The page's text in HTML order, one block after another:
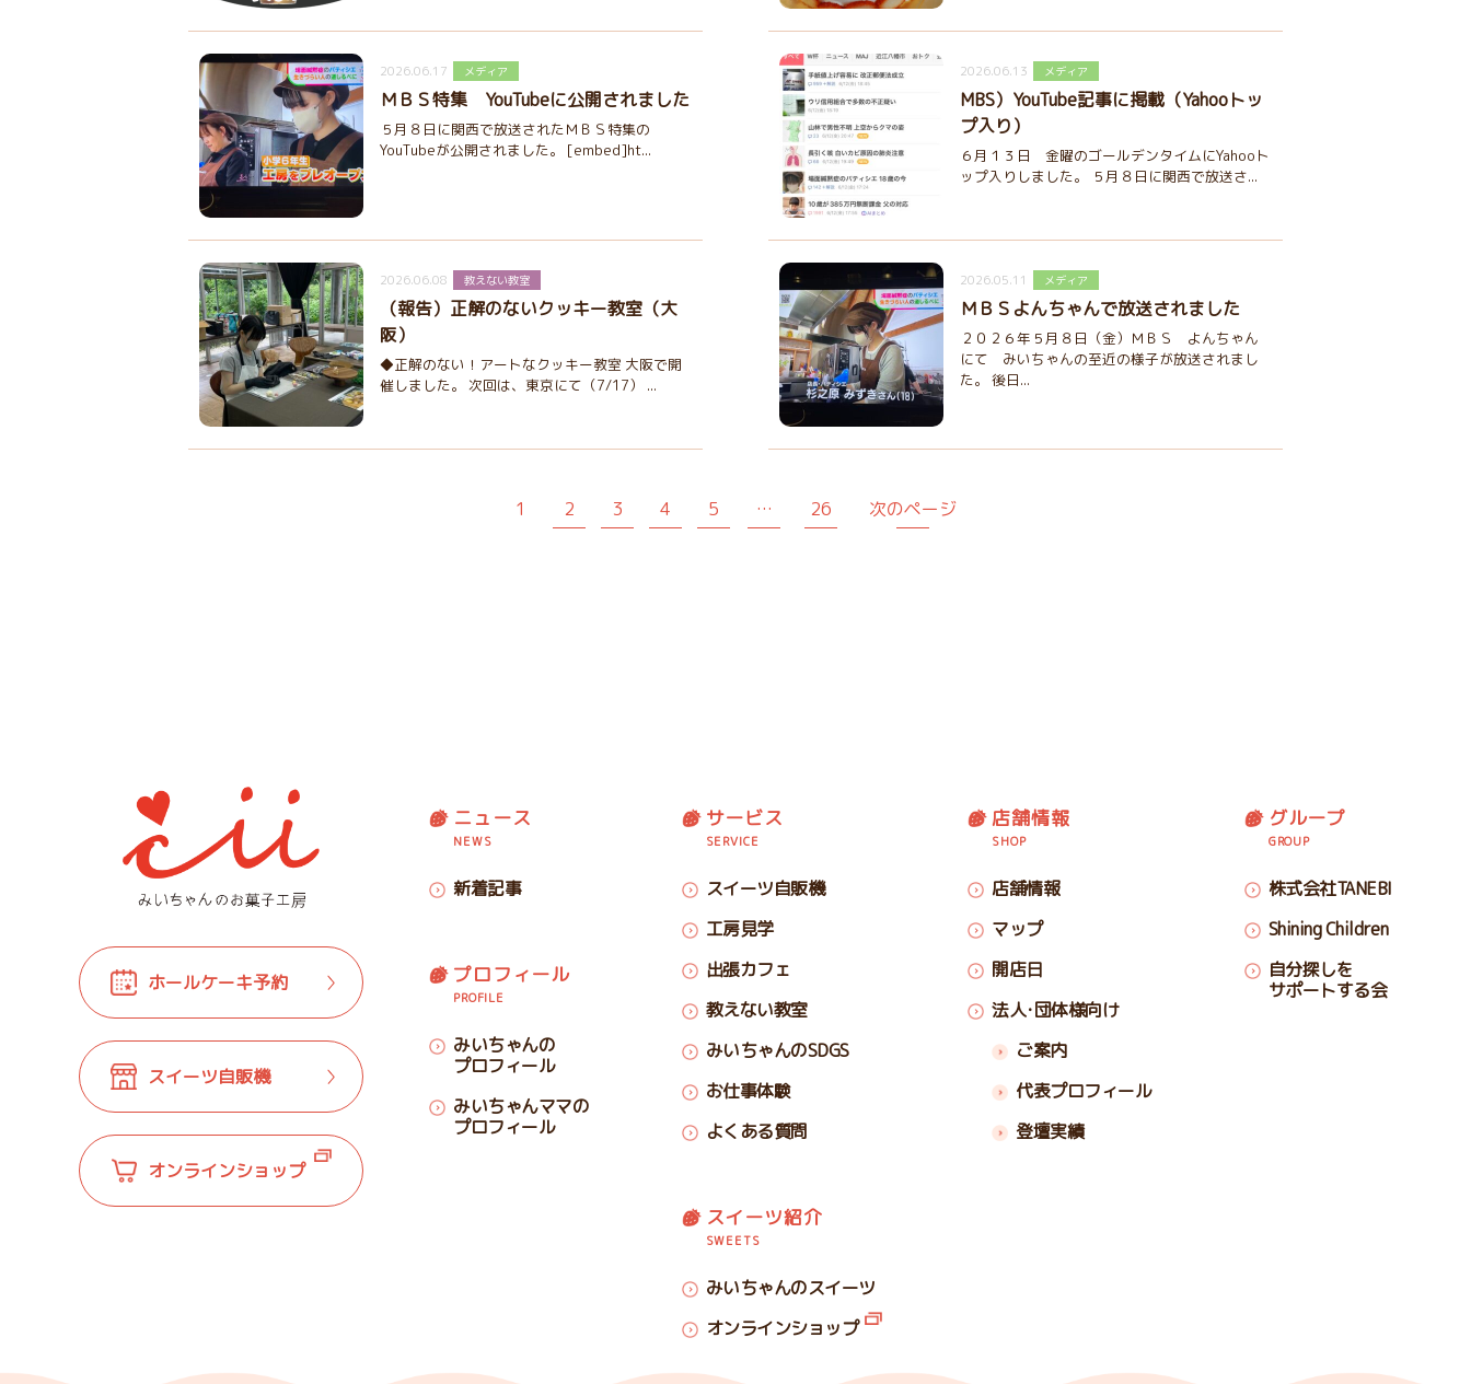
2026.06.17 メディア
ＭＢＳ特集 YouTubeに公開されました
５月８日に関西で放送されたＭＢＳ特集の
YouTubeが公開されました。 [embed]ht...
2026.06.13 メディア
MBS）YouTube記事に掲載（Yahooトッ
プ入り）
６月１３日 金曜のゴールデンタイムにYahooト
ップ入りしました。 ５月８日に関西で放送さ...
2026.06.08 教えない教室
（報告）正解のないクッキー教室（大
阪）
◆正解のない！アートなクッキー教室 大阪で開
催しました。 次回は、東京にて（7/17） ...
2026.05.11 メディア
ＭＢＳよんちゃんで放送されました
２０２６年５月８日（金）ＭＢＳ よんちゃん
にて みいちゃんの至近の様子が放送されまし
た。 後日...
1 2 3 4 5 … 26 次のページ
ホールケーキ予約
スイーツ自販機
オンラインショップ
ニュース
NEWS
新着記事
プロフィール
PROFILE
みいちゃんの
プロフィール
みいちゃんママの
プロフィール
サービス
SERVICE
スイーツ自販機
工房見学
出張カフェ
教えない教室
みいちゃんのSDGS
お仕事体験
よくある質問
スイーツ紹介
SWEETS
みいちゃんのスイーツ
オンラインショップ
店舗情報
SHOP
店舗情報
マップ
開店日
法人･団体様向け
ご案内
代表プロフィール
登壇実績
グループ
GROUP
株式会社TANEBI
Shining Children
自分探しを
サポートする会